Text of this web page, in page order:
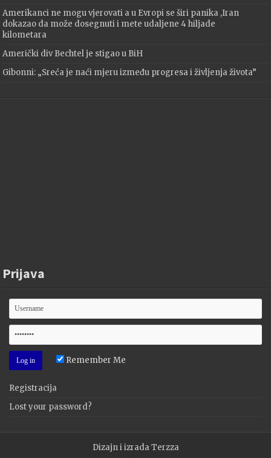
Amerikanci ne mogu vjerovati a u Evropi se širi panika ,Iran
dokazao da može dosegnuti i mete udaljene 4 hiljade
kilometara
Američki div Bechtel je stigao u BiH
Gibonni: „Sreća je naći mjeru između progresa i življenja života”
Prijava
Remember Me
Registracija
Lost your password?
Dizajn i izradaTerzza